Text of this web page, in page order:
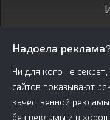
Надоела
Ни для кого не
сайтов показывают
качественной
без рекламы и в